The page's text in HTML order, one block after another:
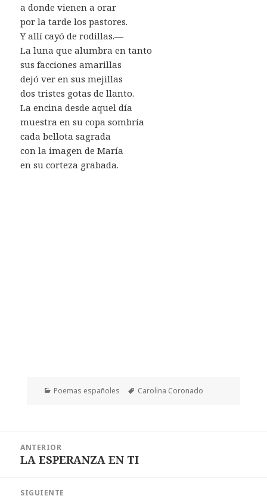
a donde vienen a orar
por la tarde los pastores.
Y allí cayó de rodillas.—
La luna que alumbra en tanto
sus facciones amarillas
dejó ver en sus mejillas
dos tristes gotas de llanto.
La encina desde aquel día
muestra en su copa sombría
cada bellota sagrada
con la imagen de María
en su corteza grabada.
Categorías
Poemas españoles Etiquetas
Carolina Coronado
entradas
ANTERIOR
Entrada
LA ESPERANZA EN TI
SIGUIENTE